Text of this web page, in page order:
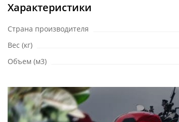
Характеристики
Страна производителя
Вес (кг)
Объем (м3)